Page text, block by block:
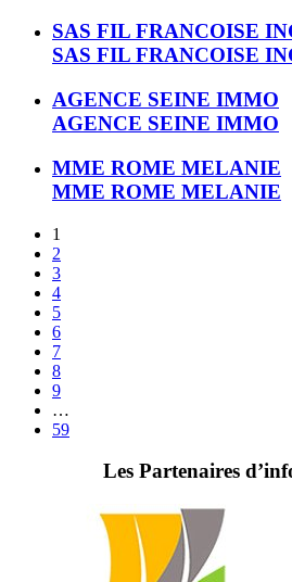
SAS FIL FRANCOISE
SAS FIL FRANCOISE
AGENCE SEINE IMMO
AGENCE SEINE IMMO
MME ROME MELANIE
MME ROME MELANIE
1
2
3
4
5
6
7
8
9
…
59
Les Partenaires